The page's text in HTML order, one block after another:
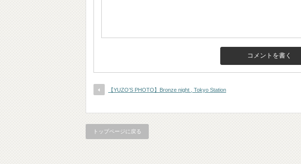
【YUZO’S PHOTO】Bronze night , Tokyo Station
トップページに戻る